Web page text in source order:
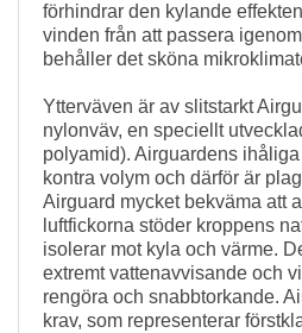
förhindrar den kylande
vinden från att passera
behåller det sköna
Ytterväven är av slitstarkt
nylonväv, en speciellt
polyamid). Airguardens
kontra volym och därför är
Airguard mycket bekväma att
luftfickorna stöder kroppens
isolerar mot kyla och värme.
extremt vattenavvisande och
rengöra och snabbtorkande.
krav, som representerar